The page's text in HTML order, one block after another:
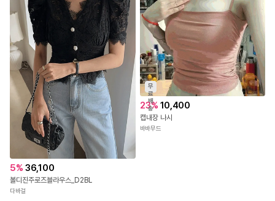
5% 36,100
볼디진주로즈블라우스_D2BL
다바걸
무
료
배
송
23% 10,400
캡내장 나시
바바무드